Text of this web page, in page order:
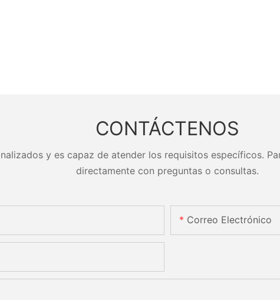
CONTÁCTENOS
y es capaz de atender los requisitos específicos.
directamente con preguntas o consultas.
Correo Electrónico